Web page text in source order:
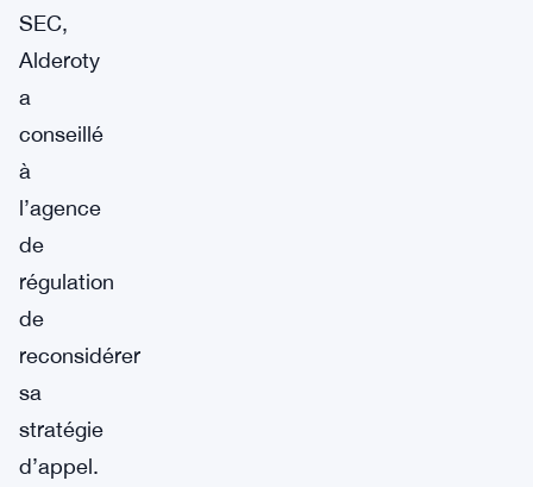
SEC,
Alderoty
a
conseillé
à
l’agence
de
régulation
de
reconsidérer
sa
stratégie
d’appel.